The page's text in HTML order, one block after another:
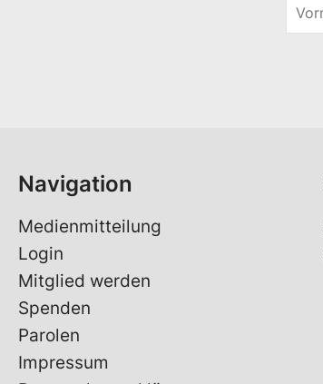
r
V
Navigation
Medienmitteilung
Login
Mitglied werden
Spenden
Parolen
Impressum